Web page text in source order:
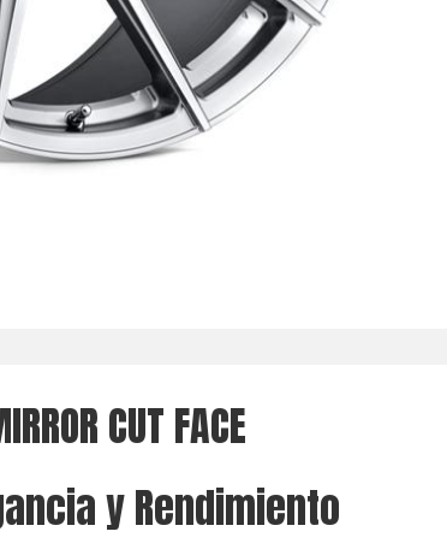
CUT FACE
y Rendimiento